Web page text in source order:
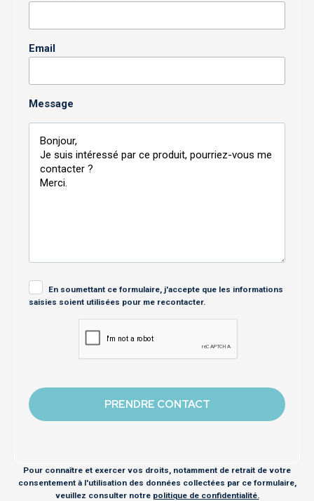
Email
Message
En soumettant ce formulaire, j'accepte que les informations
saisies soient utilisées pour me recontacter.
Pour connaître et exercer vos droits, notamment de retrait de votre
consentement à l'utilisation des données collectées par ce formulaire,
veuillez consulter notre politique de confidentialité.